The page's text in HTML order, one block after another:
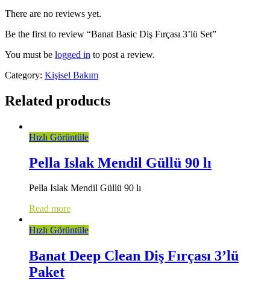
There are no reviews yet.
Be the first to review “Banat Basic Diş Fırçası 3’lü Set”
You must be logged in to post a review.
Category: Kişisel Bakım
Related products
Hızlı Görüntüle
Pella Islak Mendil Güllü 90 lı
Pella Islak Mendil Güllü 90 lı
Read more
Hızlı Görüntüle
Banat Deep Clean Diş Fırçası 3’lü
Paket